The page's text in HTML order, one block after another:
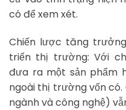
có để xem xét.
Chiến lược tăng
triển thị trường: Với
đưa ra một sản phẩm
ngoài thị trường vốn
ngành và công nghệ)